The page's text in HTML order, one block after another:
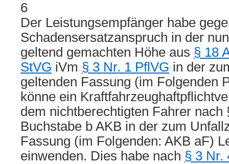
6
Der Leistungsempfänger habe
Schadensersatzanspruch in der
geltend gemachten Höhe aus § 18
StVG iVm § 3 Nr. 1 PflVG in der
geltenden Fassung (im Folgenden
könne ein
dem nichtberechtigten Fahrer nach
Buchstabe b AKB in der zum
Fassung (im Folgenden: AKB aF)
einwenden. Dies habe nach § 3 Nr.